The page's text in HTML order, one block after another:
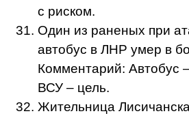
с риском.
Один из раненых при
автобус в ЛНР умер в
Комментарий: Автобус
ВСУ – цель.
Жительница